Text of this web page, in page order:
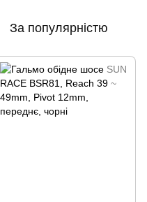
За популярністю